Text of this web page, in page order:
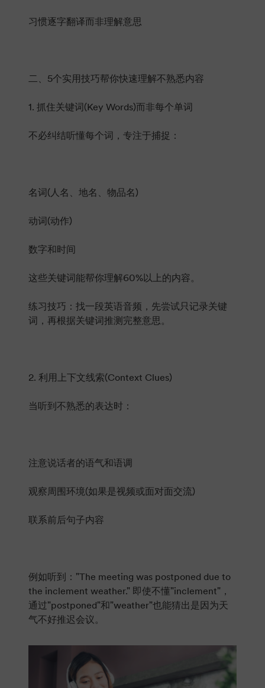
习惯逐字翻译而非理解意思
二、5个实用技巧帮你快速理解不熟悉内容
1. 抓住关键词(Key Words)而非每个单词
不必纠结听懂每个词，专注于捕捉：
名词(人名、地名、物品名)
动词(动作)
数字和时间
这些关键词能帮你理解60%以上的内容。
练习技巧：找一段英语音频，先尝试只记录关键
词，再根据关键词推测完整意思。
2. 利用上下文线索(Context Clues)
当听到不熟悉的表达时：
注意说话者的语气和语调
观察周围环境(如果是视频或面对面交流)
联系前后句子内容
例如听到："The meeting was postponed due to
the inclement weather." 即使不懂"inclement"，
通过"postponed"和"weather"也能猜出是因为天
气不好推迟会议。